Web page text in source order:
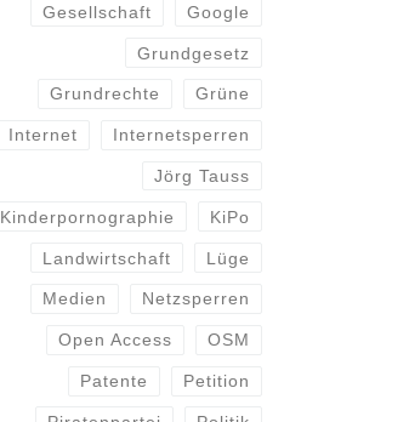
Gesellschaft Google
Grundgesetz
Grundrechte Grüne
Internet Internetsperren
Jörg Tauss
Kinderpornographie KiPo
Landwirtschaft Lüge
Medien Netzsperren
Open Access OSM
Patente Petition